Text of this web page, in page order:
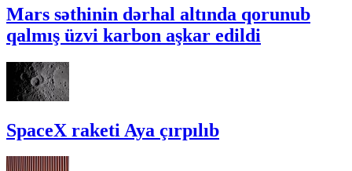
Mars səthinin dərhal altında qorunub
qalmış üzvi karbon aşkar edildi
SpaceX raketi Aya çırpılıb